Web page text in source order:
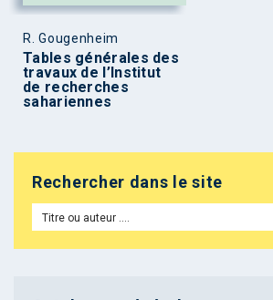
R. Gougenheim
Tables générales des
travaux de l’Institut
de recherches
sahariennes
Rechercher dans le site